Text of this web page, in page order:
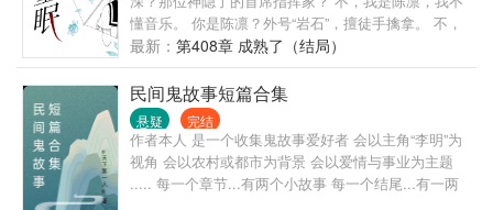
懂音乐。 你是陈凛？外号“岩石”，擅徒手擒拿。 不，
我是沈复，我一个年过半百的老人哪会格斗。 你是沈
复？表面是教授，实际上是黑客高手。 不，我是乔
渊，我厌恶跟我玩心眼的人。 你是乔渊，商业奇才，
偏执，以操纵人为乐。 不，我是司念，但我很早就死
了。 还有谁？ 还有一位。 嘘，他在沉睡，千万不要
叫醒他，他和他背后的人很危险。 想要解开死亡之曲
的秘密吗？ 找到陆南深，他会用声音告诉你真相。 然
后，杀了我们。 …… 人物： 1、表面奶乖实则狼狗的
最新： 第408章 成熟了（结局）
民间鬼故事短篇合集
悬疑 完结
作者本人 是一个收集鬼故事爱好者 会以主角“李明”为
视角 会以农村或都市为背景 会以爱情与事业为主题
..... 每一个章节...有两个小故事 每一个结尾...有一两